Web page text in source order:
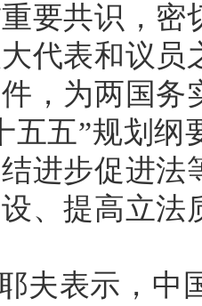
要共识，密
代表和议员
，为两国务
五五”规划
进步促进法
、提高立
夫表示，中